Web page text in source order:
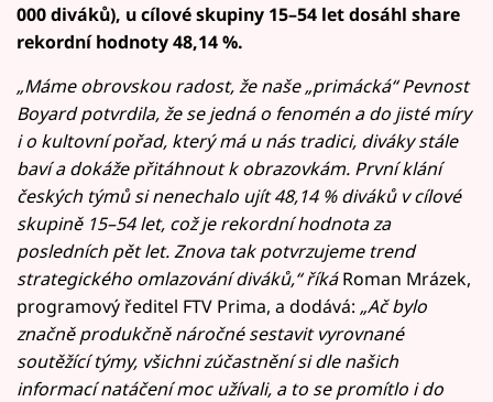
000 diváků), u cílové skupiny 15–54 let dosáhl share
rekordní hodnoty 48,14 %.
„Máme obrovskou radost, že naše „primácká“ Pevnost
Boyard potvrdila, že se jedná o fenomén a do jisté míry
i o kultovní pořad, který má u nás tradici, diváky stále
baví a dokáže přitáhnout k obrazovkám. První klání
českých týmů si nenechalo ujít 48,14 % diváků v cílové
skupině 15–54 let, což je rekordní hodnota za
posledních pět let. Znova tak potvrzujeme trend
strategického omlazování diváků,“ říkáRoman Mrázek,
programový ředitel FTV Prima, a dodává: „Ač bylo
značně produkčně náročné sestavit vyrovnané
soutěžící týmy, všichni zúčastnění si dle našich
informací natáčení moc užívali, a to se promítlo i do